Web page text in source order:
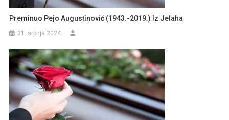
Preminuo Pejo Augustinović (1943.-2019.) Iz Jelaha
31. srpnja 2024.